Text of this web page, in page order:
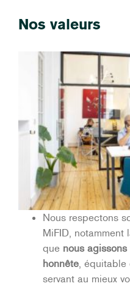
Nos valeurs
Nous respectons
MiFID, notamment
que nous agissons
honnête, équitable
servant au mieux